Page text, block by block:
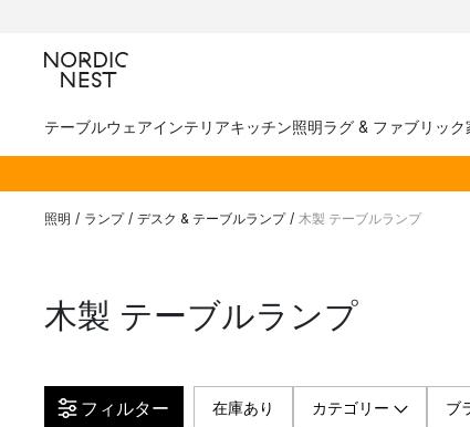
テーブルウェアインテリアキッチン照明ラグ & ファブリック
照明 / ランプ / デスク & テーブルランプ / 木製 テーブルランプ
木製 テーブルランプ
フィルター 在庫あり カテゴリー ブ